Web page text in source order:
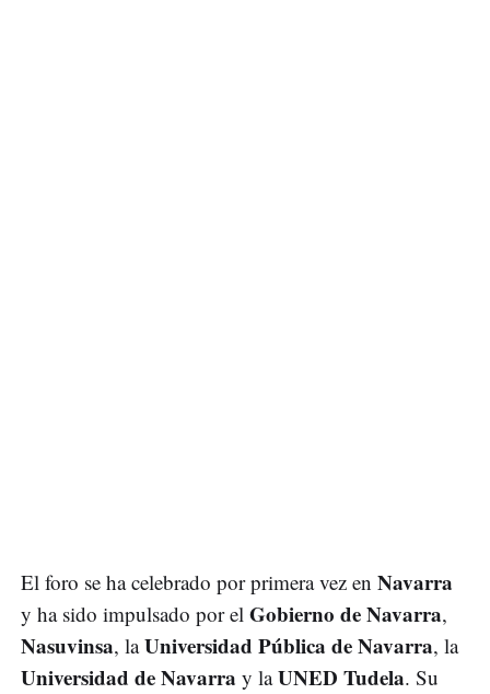
El foro se ha celebrado por primera vez en Navarra
y ha sido impulsado por el Gobierno de Navarra,
Nasuvinsa, laUniversidad Pública de Navarra, la
Universidad de Navarra y laUNED Tudela. Su